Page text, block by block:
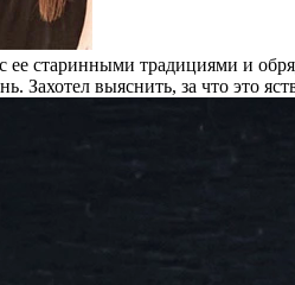
старинными традициями и
Захотел выяснить, за что это